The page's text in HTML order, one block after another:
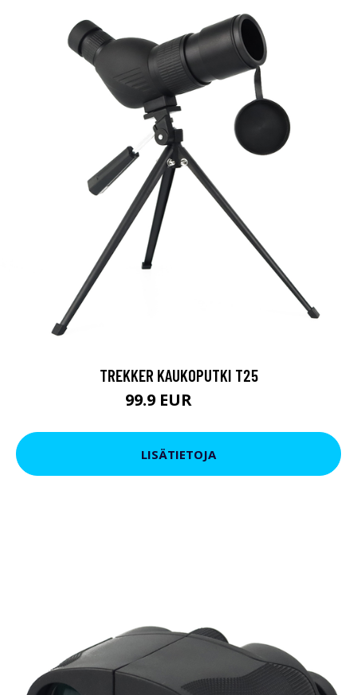
TREKKER KAUKOPUTKI T25
99.9 EUR
LISÄTIETOJA